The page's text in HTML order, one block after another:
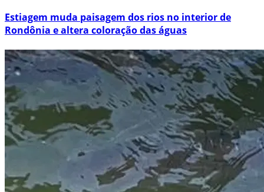
Estiagem muda paisagem dos rios no interior de
Rondônia e altera coloração das águas